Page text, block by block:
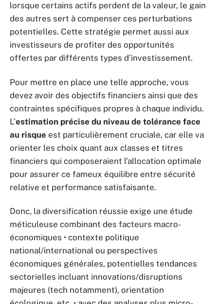
lorsque certains actifs perdent de la valeur, le gain
des autres sert à compenser ces perturbations
potentielles. Cette stratégie permet aussi aux
investisseurs de profiter des opportunités
offertes par différents types d’investissement.
Pour mettre en place une telle approche, vous
devez avoir des objectifs financiers ainsi que des
contraintes spécifiques propres à chaque individu.
L’estimation précise du niveau de tolérance face
au risque est particulièrement cruciale, car elle va
orienter les choix quant aux classes et titres
financiers qui composeraient l’allocation optimale
pour assurer ce fameux équilibre entre sécurité
relative et performance satisfaisante.
Donc, la diversification réussie exige une étude
méticuleuse combinant des facteurs macro-
économiques • contexte politique
national/international ou perspectives
économiques générales, potentielles tendances
sectorielles incluant innovations/disruptions
majeures (tech notamment), orientation